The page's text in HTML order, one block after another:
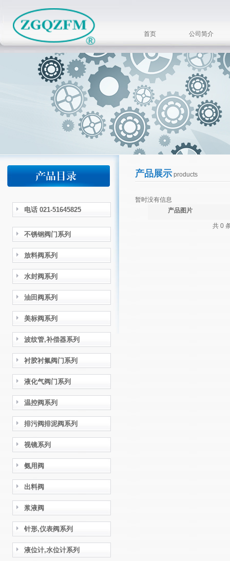
首页 公司简介
电话 021-51645825
不锈钢阀门系列
放料阀系列
水封阀系列
油田阀系列
美标阀系列
波纹管,补偿器系列
衬胶衬氟阀门系列
液化气阀门系列
温控阀系列
排污阀排泥阀系列
视镜系列
氨用阀
出料阀
浆液阀
针形,仪表阀系列
液位计,水位计系列
产品展示products
暂时没有信息
产品图片
共 0